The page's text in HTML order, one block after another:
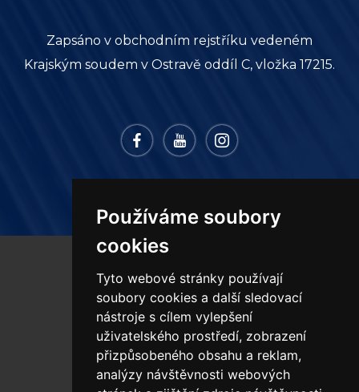
Používáme soubory
cookies
Tyto webové stránky používají
soubory cookies a další sledovací
nástroje s cílem vylepšení
uživatelského prostředí, zobrazení
přizpůsobeného obsahu a reklam,
analýzy návštěvnosti webových
Zapsáno v obchodním rejstříku vedeném
Krajským soudem v Ostravě oddíl C, vložka 17215.
PRODUKTY
MONTÁŽE
SLUŽBY